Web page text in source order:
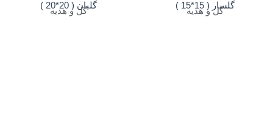
گلسار ( 15*15 )
گل و هدیه
گلبان ( 20*20 )
گل و هدیه